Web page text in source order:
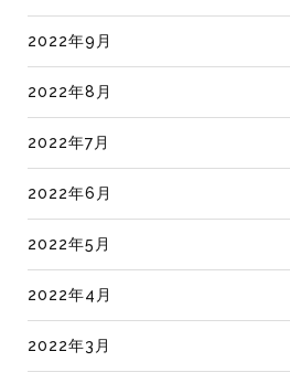
2022年9月
2022年8月
2022年7月
2022年6月
2022年5月
2022年4月
2022年3月